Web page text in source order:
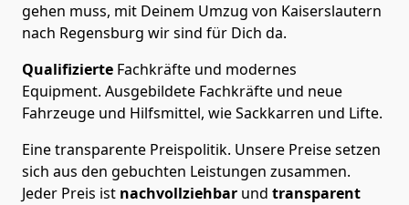
gehen muss, mit Deinem Umzug von Kaiserslautern
nach Regensburg wir sind für Dich da.
Qualifizierte Fachkräfte und modernes
Equipment. Ausgebildete Fachkräfte und neue
Fahrzeuge und Hilfsmittel, wie Sackkarren und Lifte.
Eine transparente Preispolitik. Unsere Preise setzen
sich aus den gebuchten Leistungen zusammen.
Jeder Preis ist nachvollziehbar und transparent